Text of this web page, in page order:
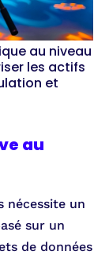
au niveau
les actifs
et
au
nécessite un
sur un
de données